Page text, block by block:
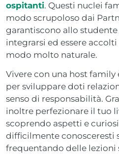
ospitanti. Questi nuclei
modo scrupoloso dai
garantiscono allo
integrarsi ed essere
modo molto naturale.
Vivere con una host
per sviluppare doti
senso di responsabilità.
inoltre perfezionare il tuo
scoprendo aspetti e
difficilmente conosceresti
frequentando delle lezioni